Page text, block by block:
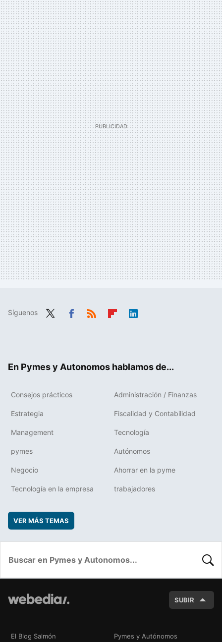
Síguenos
En Pymes y Autonomos hablamos de...
Consejos prácticos Administración / Finanzas
Estrategia Fiscalidad y Contabilidad
Management Tecnología
pymes Autónomos
Negocio Ahorrar en la pyme
Tecnología en la empresa trabajadores
VER MÁS TEMAS
SUBIR
El Blog Salmón Pymes y Autónomos